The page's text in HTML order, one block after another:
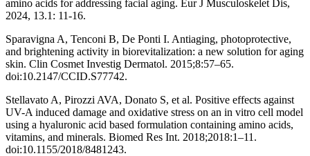
amino acids for addressing facial aging. Eur J Musculoskelet Dis,
2024, 13.1: 11-16.
Sparavigna A, Tenconi B, De Ponti I. Antiaging, photoprotective,
and brightening activity in biorevitalization: a new solution for aging
skin. Clin Cosmet Investig Dermatol. 2015;8:57–65.
doi:10.2147/CCID.S77742.
Stellavato A, Pirozzi AVA, Donato S, et al. Positive effects against
UV-A induced damage and oxidative stress on an in vitro cell model
using a hyaluronic acid based formulation containing amino acids,
vitamins, and minerals. Biomed Res Int. 2018;2018:1–11.
doi:10.1155/2018/8481243.